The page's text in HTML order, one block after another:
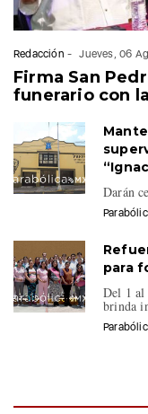
Redacción - Jueves, 06
Firma San
funerario con
Darán
para
Del 1 al
brinda